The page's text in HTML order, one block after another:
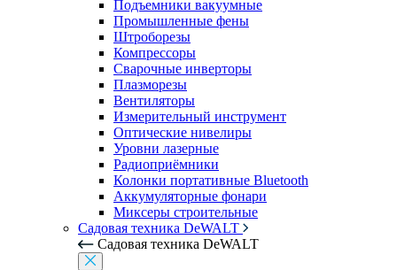
Подъемники вакуумные
Промышленные фены
Штроборезы
Компрессоры
Сварочные инверторы
Плазморезы
Вентиляторы
Измерительный инструмент
Оптические нивелиры
Уровни лазерные
Радиоприёмники
Колонки портативные Bluetooth
Аккумуляторные фонари
Миксеры строительные
Садовая техника DeWALT
Садовая техника DeWALT